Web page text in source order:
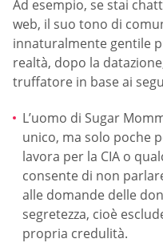
Ad esempio, se stai
web, il suo tono di
innaturalmente gentile
realtà, dopo la
truffatore in base ai
L’uomo di Sugar
unico, ma solo poche
lavora per la CIA o
consente di non
alle domande delle
segretezza, cioè
propria credulità.